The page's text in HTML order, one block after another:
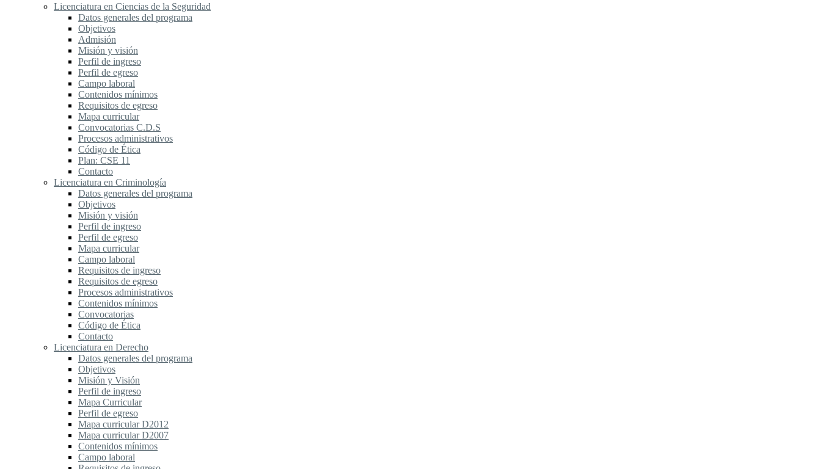
Licenciatura en Ciencias de la Seguridad
Datos generales del programa
Objetivos
Admisión
Misión y visión
Perfil de ingreso
Perfil de egreso
Campo laboral
Contenidos mínimos
Requisitos de egreso
Mapa curricular
Convocatorias C.D.S
Procesos administrativos
Código de Ética
Plan: CSE 11
Contacto
Licenciatura en Criminología
Datos generales del programa
Objetivos
Misión y visión
Perfil de ingreso
Perfil de egreso
Mapa curricular
Campo laboral
Requisitos de ingreso
Requisitos de egreso
Procesos administrativos
Contenidos mínimos
Convocatorias
Código de Ética
Contacto
Licenciatura en Derecho
Datos generales del programa
Objetivos
Misión y Visión
Perfil de ingreso
Mapa Curricular
Perfil de egreso
Mapa curricular D2012
Mapa curricular D2007
Contenidos mínimos
Campo laboral